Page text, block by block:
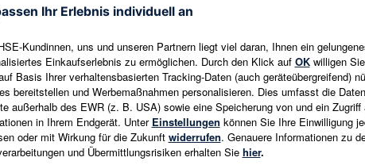
erhalten
und aktuelle Trends,
Als Dankeschön
Eine Abmeldung ist jederzeit in
E-Mail-Adresse eingeben
Es gelten die Datenschutzrichtlinien